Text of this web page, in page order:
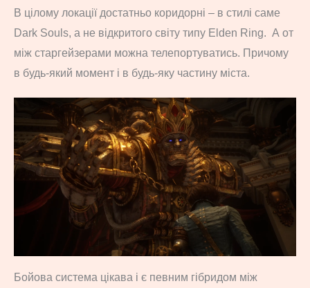
В цілому локації достатньо коридорні – в стилі саме
Dark Souls, а не відкритого світу типу Elden Ring. А от
між старгейзерами можна телепортуватись. Причому
в будь-який момент і в будь-яку частину міста.
Бойова система цікава і є певним гібридом між